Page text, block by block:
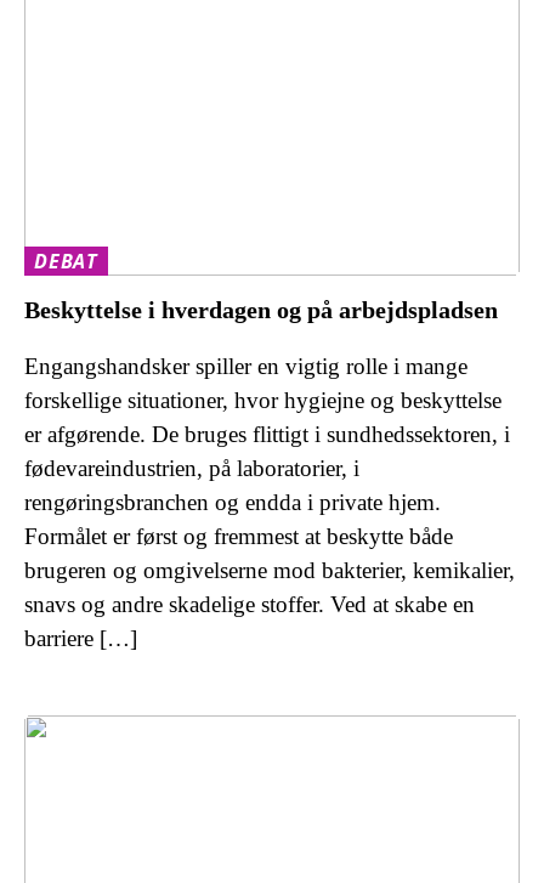
DEBAT
Beskyttelse i hverdagen og på arbejdspladsen
Engangshandsker spiller en vigtig rolle i mange
forskellige situationer, hvor hygiejne og beskyttelse
er afgørende. De bruges flittigt i sundhedssektoren, i
fødevareindustrien, på laboratorier, i
rengøringsbranchen og endda i private hjem.
Formålet er først og fremmest at beskytte både
brugeren og omgivelserne mod bakterier, kemikalier,
snavs og andre skadelige stoffer. Ved at skabe en
barriere […]